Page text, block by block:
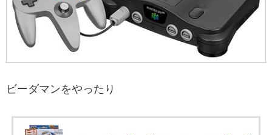
ビーダマンをやったり